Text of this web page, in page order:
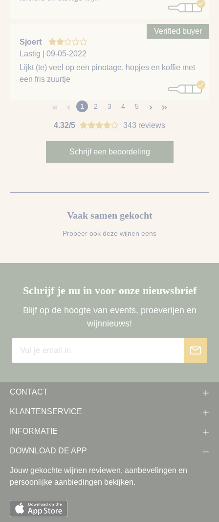
Sjoert
Lastig | 09-05-2022
Verified buyer
Lijkt (te) veel op een pinotage, hopjes en koffie met
een fris zuurtje
1 2 3 4 5
4.32/5 343 reviews
Schrijf een beoordeling
Vaak samen gekocht
Probeer ook deze wijnen eens
Schrijf je nu in voor onze nieuwsbrief
Blijf op de hoogte van events, proeverijen en
wijnnieuws!
CONTACT
KLANTENSERVICE
INFORMATIE
DOWNLOAD DE APP
Jouw gekochte wijnen reviewen, aanbevelingen en
persoonlijke aanbiedingen bekijken.